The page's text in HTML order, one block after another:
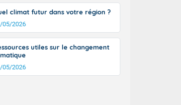
climat futur dans votre région ?
05/2026
utiles sur le changement
05/2026